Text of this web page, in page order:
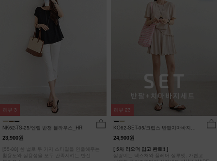
NK62-TS-25/엔릴 반전 블라우스_HR
23,900원
[55-88] 한 벌로 두 가지 스타일을 연출해주는
활용도와 실용성을 모두 만족시키는 반전
리뷰 3
KO62-SET-05/크립스 반팔치마바지세
트_HR
24,900원
[ 5차 리오더 입고 완료!! ]
살랑이는 텍스처와 플레어 실루엣, 가볍고
리뷰 23